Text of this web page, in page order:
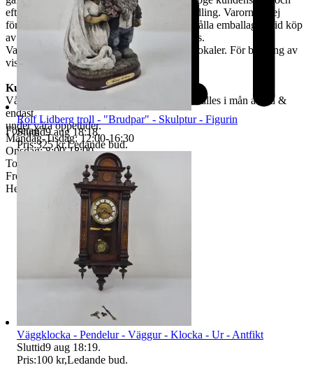
efternamn, varubeskrivning & egen ID-handling. Varorna är ej
förpackade & kunden måste själv tillhandahålla emballage. Vid köp
av skrymmande gods, måste bärhjälp medtas.
Varorna finns att titta på vid begäran i våra lokaler. För bokning av
visning kontakta oss, se nedan.
Kundservice & Öppettider
Vår kundservice bedrivs via e-post. Svar erhålles i mån av tid &
endast
under våra öppettider.
Måndag-Tisdag: 12:00-16:30
Onsdag: 8:00-18:00
Torsdag: 12:00-16:30
Fredag: 10:00-15:00
Helgdagar & röda dagar STÄNGT
Företag
Rolf Lidberg troll - "Brudpar" - Skulptur - Figurin
Sluttid9 aug 18:18.
Pris:325 kr,Ledande bud.
Väggklocka - Pendelur - Väggur - Klocka - Ur - Antfikt
Sluttid9 aug 18:19.
Pris:100 kr,Ledande bud.